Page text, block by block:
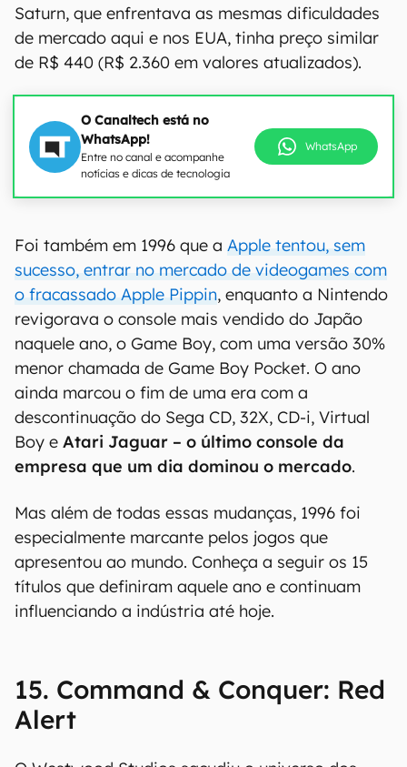
Saturn, que enfrentava as mesmas dificuldades
de mercado aqui e nos EUA, tinha preço similar
de R$ 440 (R$ 2.360 em valores atualizados).
O Canaltech está no
WhatsApp!
Entre no canal e acompanhe
notícias e dicas de tecnologia
WhatsApp
Foi também em 1996 que aApple tentou, sem
sucesso, entrar no mercado de videogames com
o fracassado Apple Pippin, enquanto a Nintendo
revigorava o console mais vendido do Japão
naquele ano, o Game Boy, com uma versão 30%
menor chamada de Game Boy Pocket. O ano
ainda marcou o fim de uma era com a
empresa que um dia dominou o mercado.
Mas além de todas essas mudanças, 1996 foi